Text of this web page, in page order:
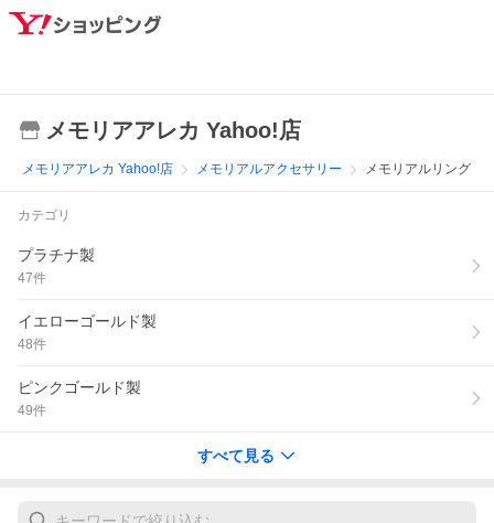
メモリアアレカ Yahoo!店
メモリアアレカ Yahoo!店 メモリアルアクセサリー メモリアルリング
カテゴリ
プラチナ製
47件
イエローゴールド製
48件
ピンクゴールド製
49件
すべて見る